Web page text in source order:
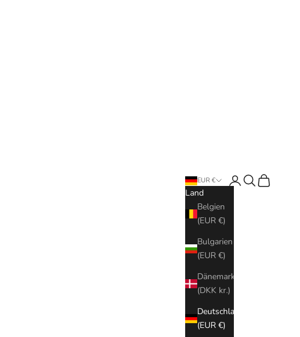
EUR €
Land
Belgien
(EUR €)
Bulgarien
(EUR €)
Dänemark
(DKK kr.)
Deutschland
(EUR €)
Anmelden
SuchenWarenkorb